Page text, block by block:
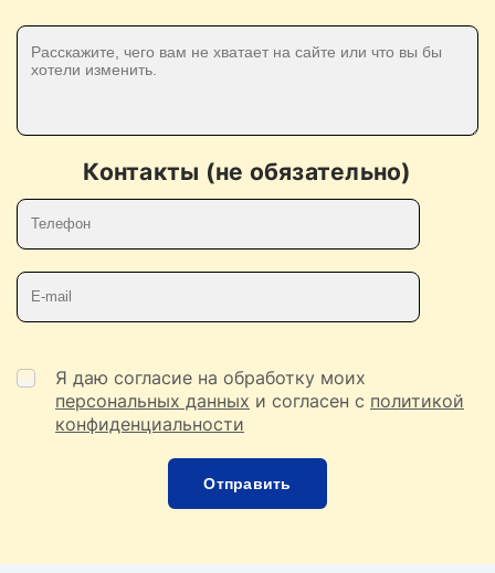
Контакты (не обязательно)
Я даю согласие на обработку моих
персональных данных и согласен с политикой
конфиденциальности